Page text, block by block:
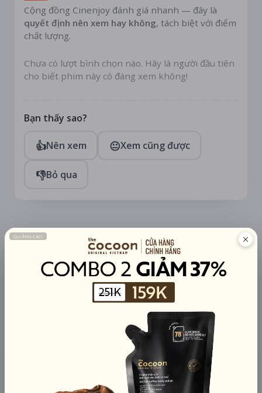
Cộng đồng Cinenjoy đánh giá nhanh — đây là
quyết định nên xem hay không, tách biệt với điểm
chất lượng.
Chưa có lượt bình chọn nào. Hãy là người đầu tiên
cho biết phim này có đáng xem không!
Bạn thấy sao?
👍Nên xem 😐Xem cũng được
👎Bỏ qua
Quạt mini GOOJODOQ 4000
mAh di động
Khuyến mãi + free ship
Xem khuyến mãi